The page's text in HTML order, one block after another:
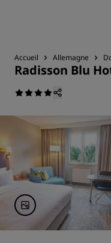
Accueil Allemagne
Radisson Blu